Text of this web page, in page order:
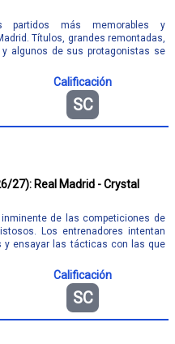
partidos más memorables y
Títulos, grandes remontadas,
algunos de sus protagonistas se
Calificación
SC
27): Real Madrid - Crystal
de las competiciones de
Los entrenadores intentan
y ensayar las tácticas con las que
Calificación
SC